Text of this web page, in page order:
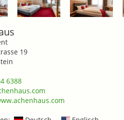
19
6388